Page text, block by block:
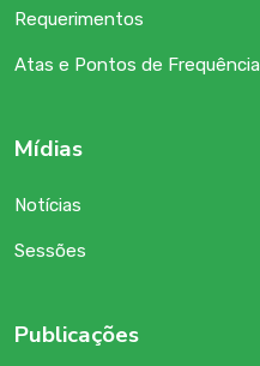
Requerimentos
Atas e Pontos de Frequência
Mídias
Notícias
Sessões
Publicações